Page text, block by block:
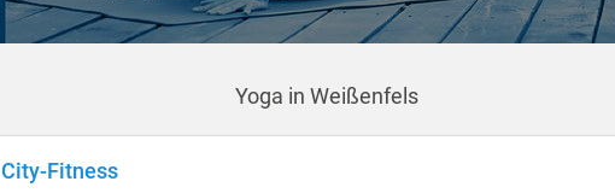
Yoga in Weißenfels
City-Fitness